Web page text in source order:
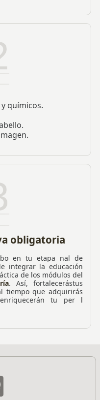
químicos.
obligatoria
en tu etapa nal de
integrar la educación
de los módulos del
. Así, fortalecerástus
tiempo que adquirirás
tu per l